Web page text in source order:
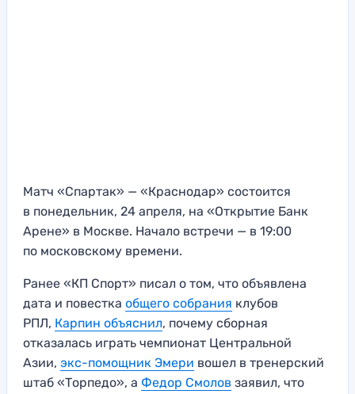
Матч «Спартак» — «Краснодар» состоится
в понедельник, 24 апреля, на «Открытие Банк
Арене» в Москве. Начало встречи — в 19:00
по московскому времени.
Ранее «КП Спорт» писал о том, что объявлена
дата и повестка общего собрания клубов
РПЛ, Карпин объяснил, почему сборная
отказалась играть чемпионат Центральной
Азии, экс-помощник Эмери вошел в тренерский
штаб «Торпедо», а Федор Смолов заявил, что